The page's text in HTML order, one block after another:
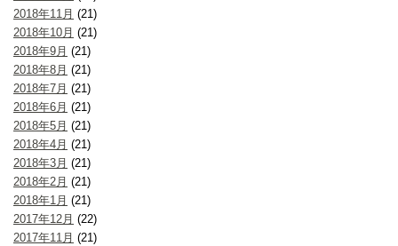
2018年11月 (21)
2018年10月 (21)
2018年9月 (21)
2018年8月 (21)
2018年7月 (21)
2018年6月 (21)
2018年5月 (21)
2018年4月 (21)
2018年3月 (21)
2018年2月 (21)
2018年1月 (21)
2017年12月 (22)
2017年11月 (21)